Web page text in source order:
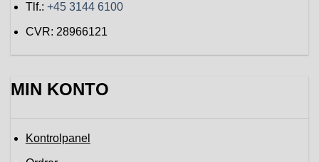
Tlf.: +45 3144 6100
CVR: 28966121
MIN KONTO
Kontrolpanel